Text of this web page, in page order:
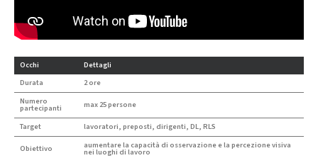
Occhi
Dettagli
Durata
2 ore
Numero
partecipanti max 25 persone
Target lavoratori, preposti, dirigenti, DL, RLS
Obiettivo aumentare la capacità di osservazione e la percezione visiva
nei luoghi di lavoro